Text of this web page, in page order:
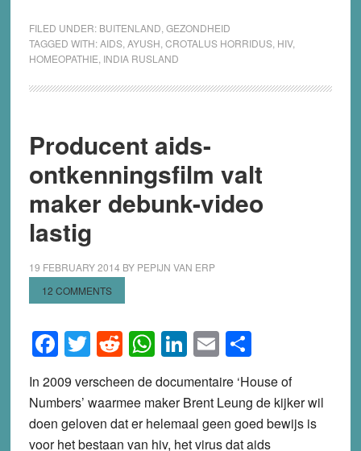
FILED UNDER: BUITENLAND GEZONDHEID
TAGGED WITH:AIDS, AYUSH CROTALUS HORRIDUS, HIV,
HOMEOPATHIE INDIA RUSLAND
Producent aids-
ontkenningsfilm valt
maker debunk-video
lastig
19 FEBRUARY 2014 BY PEPIJN VAN ERP
12 COMMENTS
Facebook
Twitter
Reddit
WhatsApp
LinkedIn
EmailShare
In 2009 verscheen de documentaire ‘House of
Numbers’ waarmee maker Brent Leung de kijker wil
doen geloven dat er helemaal geen goed bewijs is
voor het bestaan van hiv, het virus dat aids